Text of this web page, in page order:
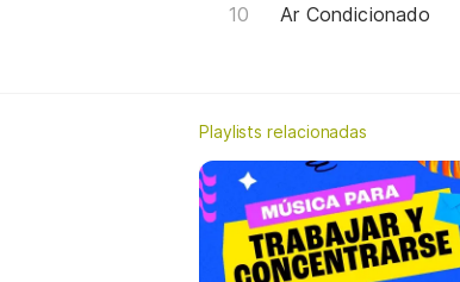
Ar Condicionado
Playlists relacionadas